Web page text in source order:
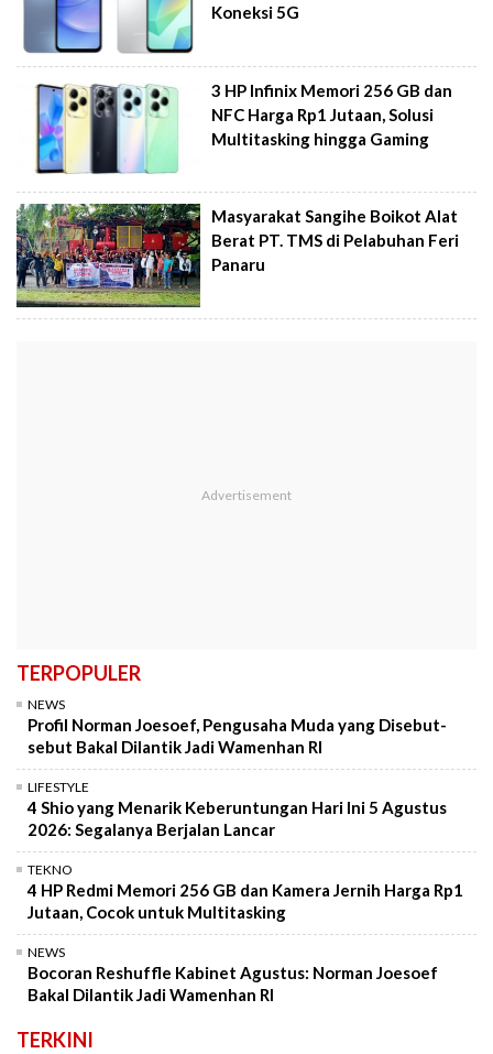
Koneksi 5G
3 HP Infinix Memori 256 GB dan
NFC Harga Rp1 Jutaan, Solusi
Multitasking hingga Gaming
Masyarakat Sangihe Boikot Alat
Berat PT. TMS di Pelabuhan Feri
Panaru
TERPOPULER
NEWS
Profil Norman Joesoef, Pengusaha Muda yang Disebut-
sebut Bakal Dilantik Jadi Wamenhan RI
LIFESTYLE
4 Shio yang Menarik Keberuntungan Hari Ini 5 Agustus
2026: Segalanya Berjalan Lancar
TEKNO
4 HP Redmi Memori 256 GB dan Kamera Jernih Harga Rp1
Jutaan, Cocok untuk Multitasking
NEWS
Bocoran Reshuffle Kabinet Agustus: Norman Joesoef
Bakal Dilantik Jadi Wamenhan RI
TERKINI